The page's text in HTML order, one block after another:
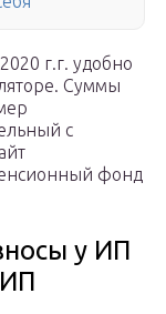
г.г. удобно
Суммы
с
фонд
у ИП